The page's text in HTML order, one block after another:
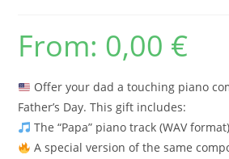
From: 0,00 €
Offer your dad a touching piano
Father’s Day. This gift includes:
The “Papa” piano track (WAV format)
A special version of the same